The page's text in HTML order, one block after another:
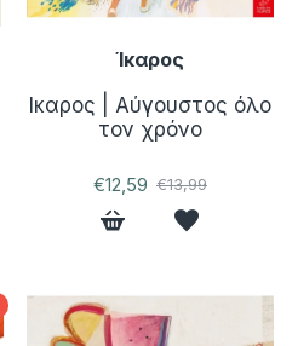
Ίκαρος
Ικαρος | Αύγουστος όλο
τον χρόνο
€12,59 €13,99